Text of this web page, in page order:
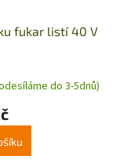
fukar listí 40 V
do 3-5dnů)